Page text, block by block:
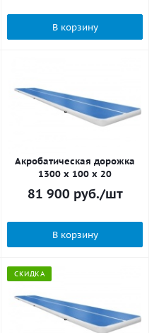
В корзину
Акробатическая дорожка
1300 x 100 x 20
81 900 руб./шт
В корзину
СКИДКА